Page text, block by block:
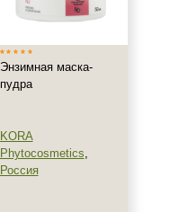
Энзимная маска-
пудра
KORA
Phytocosmetics,
Россия